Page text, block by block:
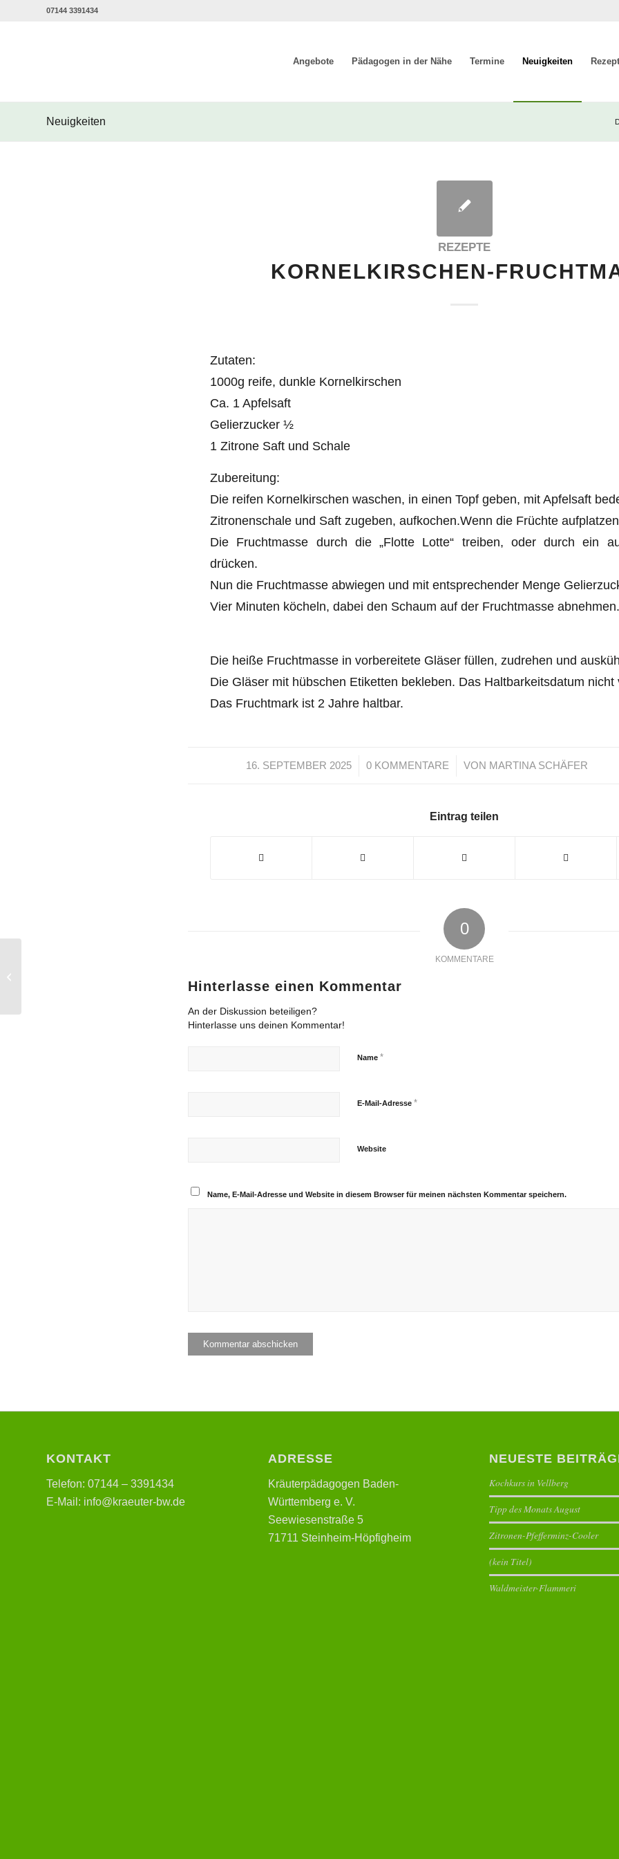
07144 3391434
Angebote Pädagogen in der Nähe Termine Neuigkeiten
Neuigkeiten
REZEPTE
KORNELKIRSCHEN-
Zutaten:
1000g reife, dunkle Kornelkirschen
Ca. 1 Apfelsaft
Gelierzucker ½
1 Zitrone Saft und Schale
Zubereitung:
Die reifen Kornelkirschen waschen, in einen Topf geben, mit Apfelsaft
Zitronenschale und Saft zugeben, aufkochen.Wenn die Früchte
Die Fruchtmasse durch die „Flotte Lotte“ treiben, oder durch ein
drücken.
Nun die Fruchtmasse abwiegen und mit entsprechender Menge
Vier Minuten köcheln, dabei den Schaum auf der Fruchtmasse abnehmen.
Die heiße Fruchtmasse in vorbereitete Gläser füllen, zudrehen und
Die Gläser mit hübschen Etiketten bekleben. Das Haltbarkeitsdatum nicht
Das Fruchtmark ist 2 Jahre haltbar.
16. SEPTEMBER 2025
/ 0 KOMMENTARE
/ VON MARTINA SCHÄFER
Eintrag teilen
0
KOMMENTARE
Hinterlasse einen Kommentar
An der Diskussion beteiligen?
Hinterlasse uns deinen Kommentar!
Name *
E-Mail-Adresse *
Website
Name, E-Mail-Adresse und Website in diesem Browser für meinen nächsten Kommentar speichern.
KONTAKT
Telefon: 07144 – 3391434
E-Mail: info@kraeuter-bw.de
ADRESSE
Kräuterpädagogen Baden-
Württemberg e. V.
Seewiesenstraße 5
71711 Steinheim-Höpfigheim
NEUESTE
Kochkurs in Vellberg
Tipp des Monats August
Zitronen-Pfefferminz-Cooler
(kein Titel)
Waldmeister-Flammeri